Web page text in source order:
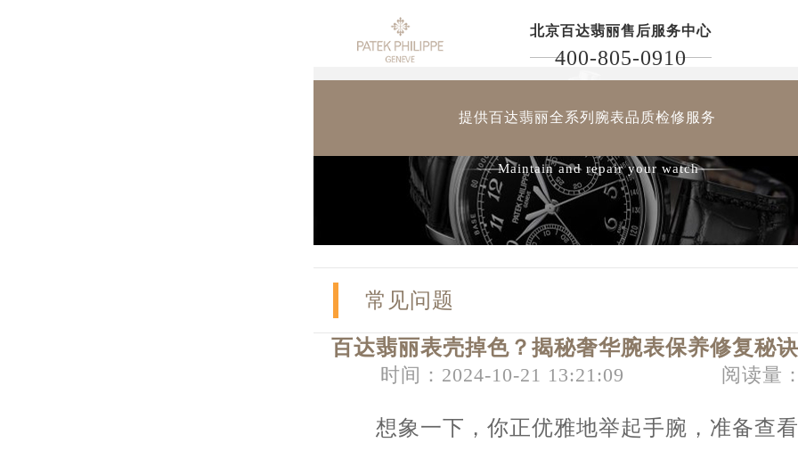
北京百达翡丽售后服务中心
400-805-0910
提供百达翡丽全系列腕表品质检修服务
Maintain and repair your watch
常见问题
百达翡丽表壳掉色？揭秘奢华腕表保养修复秘诀
时间：2024-10-21 13:21:09 阅读量
想象一下，你正优雅地举起手腕，准备查